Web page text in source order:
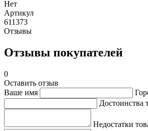
Нет
Артикул
611373
Отзывы
Отзывы покупателей
0
Оставить отзыв
Ваше имя
Достоинства
Недостатки